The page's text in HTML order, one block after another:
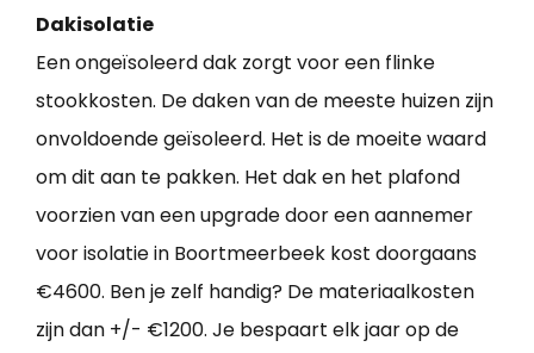
Dakisolatie
Een ongeïsoleerd dak zorgt voor een flinke
stookkosten. De daken van de meeste huizen zijn
onvoldoende geïsoleerd. Het is de moeite waard
om dit aan te pakken. Het dak en het plafond
voorzien van een upgrade door een aannemer
voor isolatie in Boortmeerbeek kost doorgaans
€4600. Ben je zelf handig? De materiaalkosten
zijn dan +/- €1200. Je bespaart elk jaar op de